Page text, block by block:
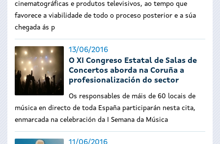
cinematográficas e produtos televisivos, ao tempo que
favorece a viabilidade de todo o proceso posterior e a súa
chegada ás p
13/06/2016
O XI Congreso Estatal de Salas de
Concertos aborda na Coruña a
profesionalización do sector
Os responsables de máis de 60 locais de
música en directo de toda España participarán nesta cita,
enmarcada na celebración da I Semana da Música